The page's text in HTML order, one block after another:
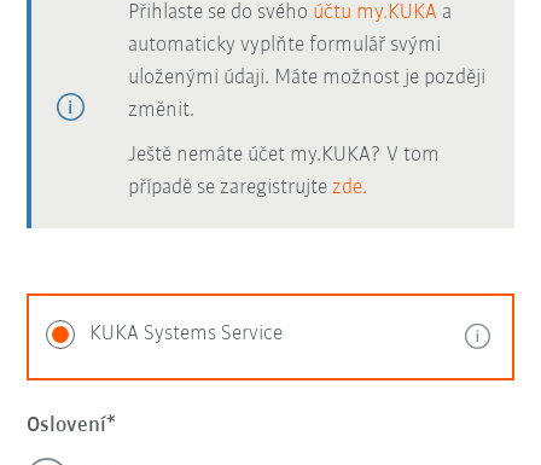
Přihlaste se do svého účtu my.KUKA a
automaticky vyplňte formulář svými
uloženými údaji. Máte možnost je později
změnit.
Ještě nemáte účet my.KUKA? V tom
případě se zaregistrujtezde.
KUKA Systems Service
Oslovení